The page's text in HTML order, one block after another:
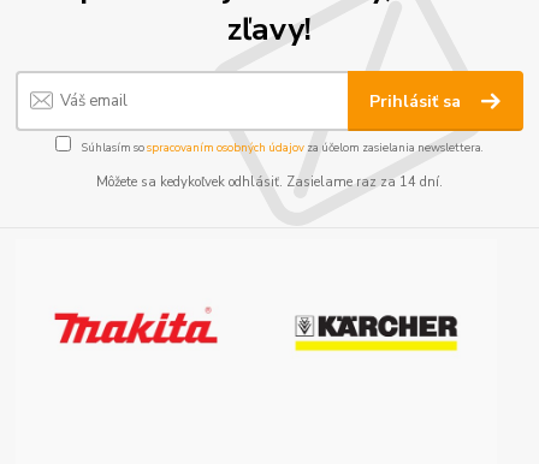
zľavy!
Prihlásiť sa
Súhlasím sospracovaním osobných údajov za účelom zasielania newslettera.
Môžete sa kedykoľvek odhlásiť. Zasielame raz za 14 dní.